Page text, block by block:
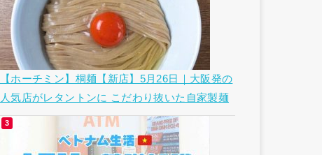
【ホーチミン】桐麺【新店】5月26日｜大阪発の
人気店がレタントンに こだわり抜いた自家製麺